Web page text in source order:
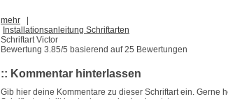
mehr
Installationsanleitung Schriftarten
Schriftart Victor
Bewertung 3.85/5 basierend auf25 Bewertungen
:: Kommentar hinterlassen
Gib hier deine Kommentare zu dieser Schriftart ein. Gerne